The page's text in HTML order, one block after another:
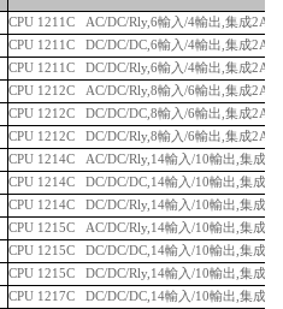
CPU 1211C AC/DC/Rly,6輸入/4輸出,集成2AI
CPU 1211C DC/DC/DC,6輸入/4輸出,集成2AI
CPU 1211C DC/DC/Rly,6輸入/4輸出,集成2AI
CPU 1212C AC/DC/Rly,8輸入/6輸出,集成2AI
CPU 1212C DC/DC/DC,8輸入/6輸出,集成2AI
CPU 1212C DC/DC/Rly,8輸入/6輸出,集成2AI
CPU 1214C AC/DC/Rly,14輸入/10輸出,集成
CPU 1214C DC/DC/DC,14輸入/10輸出,集成
CPU 1214C DC/DC/Rly,14輸入/10輸出,集成
CPU 1215C AC/DC/Rly,14輸入/10輸出,集成
CPU 1215C DC/DC/DC,14輸入/10輸出,集成
CPU 1215C DC/DC/Rly,14輸入/10輸出,集成
CPU 1217C DC/DC/DC,14輸入/10輸出,集成